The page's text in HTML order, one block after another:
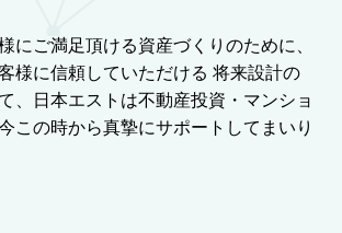
にご満足頂ける資産づくりのために、
様に信頼していただける 将来設計の
、日本エストは不動産投資・マンショ
この時から真摯にサポートしてまいり